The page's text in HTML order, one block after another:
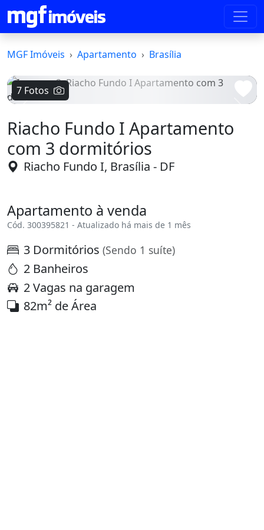
MGF Imóveis Apartamento Brasília
7 Fotos
Riacho Fundo I Apartamento
com 3 dormitórios
Riacho Fundo I, Brasília - DF
Apartamento à venda
Cód. 300395821 - Atualizado há mais de 1 mês
3 Dormitórios (Sendo 1 suíte)
2 Banheiros
2 Vagas na garagem
82m² de Área